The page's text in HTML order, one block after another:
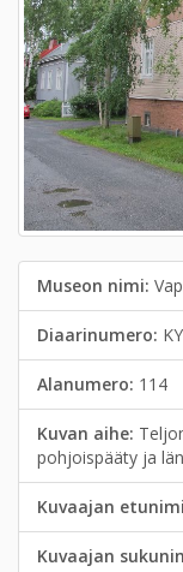
Museon nimi:
Diaarinumero:
Alanumero: 114
Kuvan aihe:
pohjoispääty ja
Kuvaajan
Kuvaajan